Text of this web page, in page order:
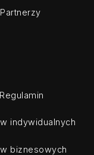
Partnerzy
Regulamin
indywidualnych
biznesowych